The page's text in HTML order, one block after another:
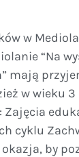
w
“Na
mają
w wieku 3
cyklu
okazja, by